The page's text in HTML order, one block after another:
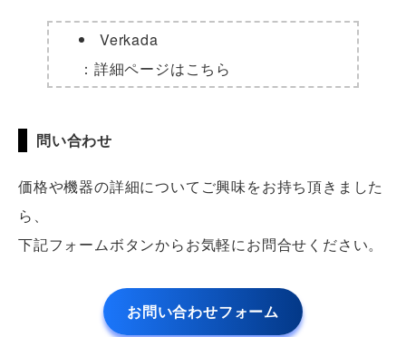
Verkada
：詳細ページはこちら
問い合わせ
価格や機器の詳細についてご興味をお持ち頂きました
ら、
下記フォームボタンからお気軽にお問合せください。
お問い合わせフォーム